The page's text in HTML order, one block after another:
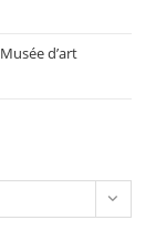
d’art